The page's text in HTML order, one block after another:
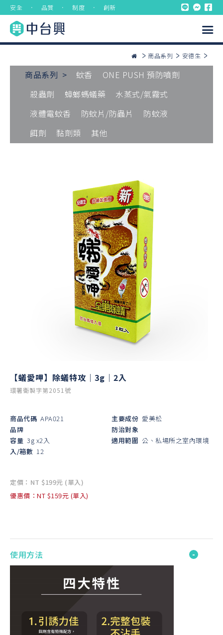
安全 ． 品質 ． 制度 ． 創新
商品系列 安德生
商品系列 > 蚊香
ONE PUSH 預防噴劑
殺蟲劑
蟑螂螞蟻藥
水蒸式/氣霧式
液體電蚊香
防蚊片/防蟲片
防蚊液
餌劑
黏劑類 其他
【蟻愛呷】除蟻特攻｜3g｜2入
環署衛製字第2051號
商品代碼 APA021
品牌
容量 3g x2入
入/箱數 12
主要成份 愛美松
防治對象
適用範圍 公、私場所之室內環境
定價：NT $199元 (單入)
優惠價：NT $159元 (單入)
使用方法